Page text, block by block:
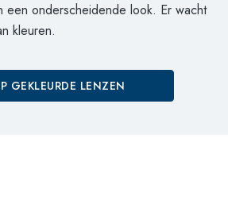
een onderscheidende look. Er wacht
kleuren.
GEKLEURDE LENZEN